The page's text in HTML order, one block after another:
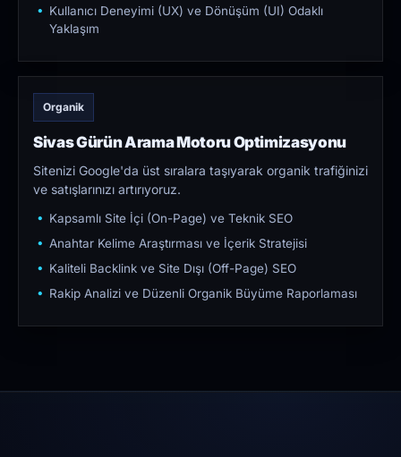
Kullanıcı Deneyimi (UX) ve Dönüşüm (UI) Odaklı
Yaklaşım
Organik
Sivas Gürün Arama Motoru Optimizasyonu
Sitenizi Google'da üst sıralara taşıyarak organik trafiğinizi
ve satışlarınızı artırıyoruz.
Kapsamlı Site İçi (On-Page) ve Teknik SEO
Anahtar Kelime Araştırması ve İçerik Stratejisi
Kaliteli Backlink ve Site Dışı (Off-Page) SEO
Rakip Analizi ve Düzenli Organik Büyüme Raporlaması